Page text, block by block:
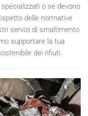
o se devono
delle normative
servizi di smaltimento
supportare la tua
dei rifiuti.